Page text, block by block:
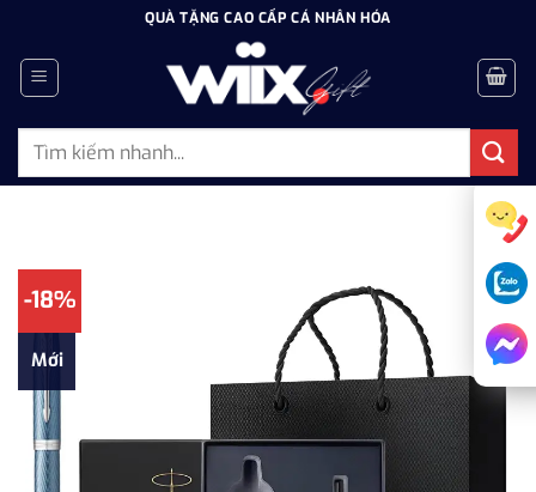
dung
QUÀ TẶNG CAO CẤP CÁ NHÂN HÓA
Tìm
-18%
Mới